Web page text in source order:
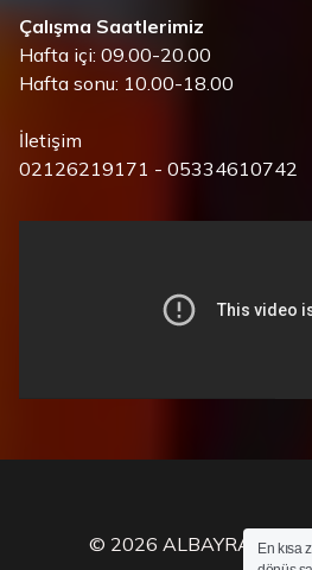
Çalışma Saatlerimiz
Hafta içi: 09.00-20.00
Hafta sonu: 10.00-18.00
İletişim
02126219171 - 05334610742
© 2026 ALBAYRAK. Tüm
En kısa